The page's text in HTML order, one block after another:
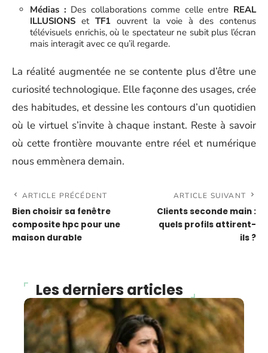
Médias : Des collaborations comme celle entre REAL
ILLUSIONS et TF1 ouvrent la voie à des contenus
télévisuels enrichis, où le spectateur ne subit plus l’écran
mais interagit avec ce qu’il regarde.
La réalité augmentée ne se contente plus d’être une
curiosité technologique. Elle façonne des usages, crée
des habitudes, et dessine les contours d’un quotidien
où le virtuel s’invite à chaque instant. Reste à savoir
où cette frontière mouvante entre réel et numérique
nous emmènera demain.
ARTICLE PRÉCÉDENT
Bien choisir sa fenêtre
composite hpc pour une
maison durable
ARTICLE SUIVANT
Clients seconde main :
quels profils attirent-
ils ?
Les derniers articles